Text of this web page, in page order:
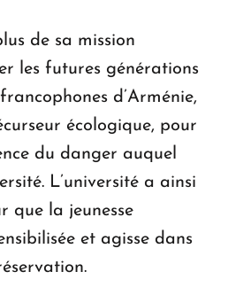
de sa mission
les futures générations
d’Arménie,
écologique, pour
du danger auquel
L’université a ainsi
que la jeunesse
et agisse dans